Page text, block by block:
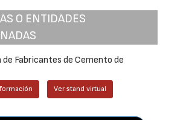
O ENTIDADES
de Fabricantes de Cemento de
Ver stand virtual